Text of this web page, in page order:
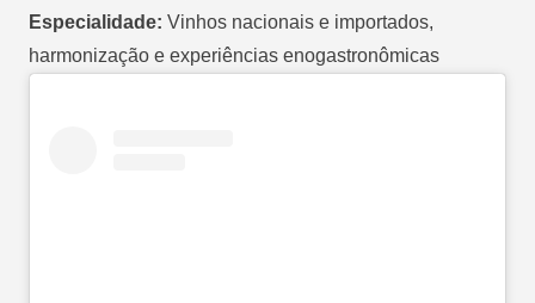
Especialidade: Vinhos nacionais e importados,
harmonização e experiências enogastronômicas